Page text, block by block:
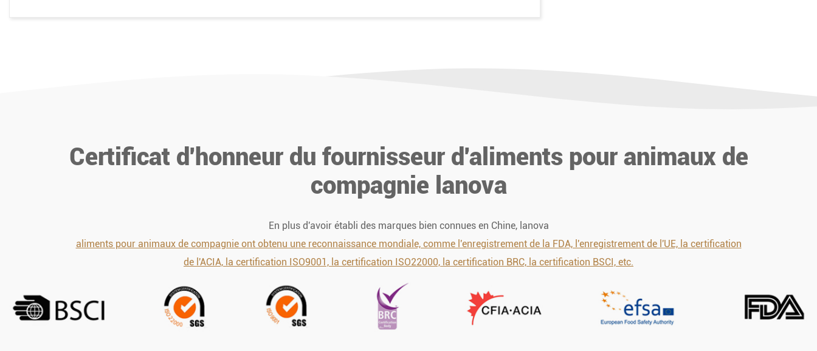
Certificat d'honneur du fournisseur d'aliments pour animaux de
compagnie lanova
En plus d'avoir établi des marques bien connues en Chine, lanova
aliments pour animaux de compagnie ont obtenu une reconnaissance mondiale, comme l'enregistrement de la FDA, l'enregistrement de l'UE, la certification
de l'ACIA, la certification ISO9001, la certification ISO22000, la certification BRC, la certification BSCI, etc.